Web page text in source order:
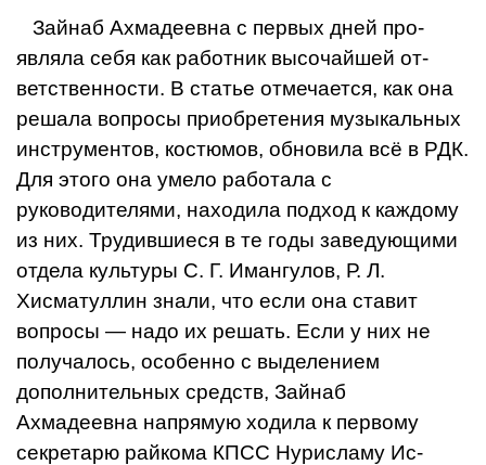
Зайнаб Ахмадеевна с первых дней про­
являла себя как работник высочайшей от­
ветственности. В статье отмечается, как она
решала вопросы приобретения музыкальных
инструментов, костюмов, обнови­ла всё в РДК.
Для этого она умело рабо­тала с
руководителями, находила подход к каждому
из них. Трудившиеся в те годы заведующими
отдела культуры С. Г. Имангулов, Р. Л.
Хисматуллин знали, что если она ставит
вопросы — надо их решать. Ес­ли у них не
получалось, особенно с выде­лением
дополнительных средств, Зайнаб
Ахмадеевна напрямую ходила к первому
секретарю райкома КПСС Нурисламу Ис­